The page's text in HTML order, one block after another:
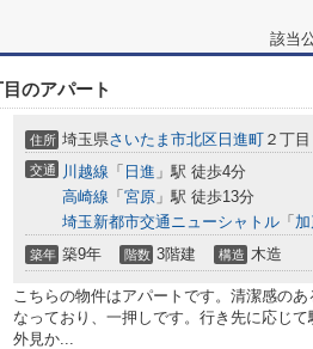
該当
のアパート
住所 埼玉県さいたま市北区 日進町 ２丁目
交通 川越線 「 日進 」駅 徒歩4分
高崎線 「 宮原 」駅 徒歩13分
埼玉新都市交通ニューシャトル 「
築年 築9年 階数 3階建 構造 木造
こちらの物件はアパートです。清潔感の
なっており、一押しです。行き先に応じて
外見か...